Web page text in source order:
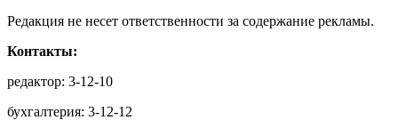
Редакция не несет ответственности за содержание рекламы.
Контакты:
редактор: 3-12-10
бухгалтерия: 3-12-12